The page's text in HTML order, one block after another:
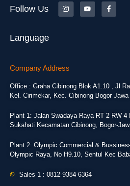
Follow Us
Language
Company Address
Office : Graha Cibinong Blok A1.10 , Jl
Kel. Cirimekar, Kec. Cibinong Bogor Jawa
Plant 1: Jalan Swadaya Raya RT 2 RW
Sukahati Kecamatan Cibinong, Bogor-
Plant 2: Olympic Commercial &
Olympic Raya, No H9.10, Sentul Kec
Sales 1 : 0812-9384-6364